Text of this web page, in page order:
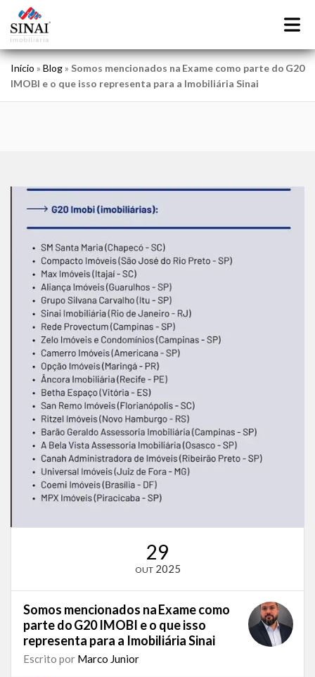
Início » Blog» Somos mencionados na Exame como parte do G20
IMOBI e o que isso representa para a Imobiliária Sinai
29
OUT 2025
Somos mencionados na Exame como
parte do G20 IMOBI e o que isso
representa para a Imobiliária Sinai
Escrito por Marco Junior